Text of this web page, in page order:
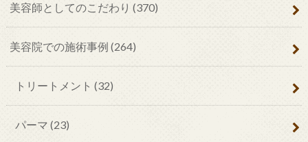
美容師としてのこだわり (370)
美容院での施術事例 (264)
トリートメント (32)
パーマ (23)